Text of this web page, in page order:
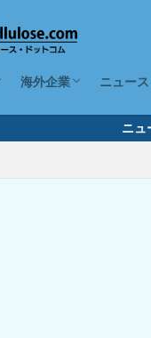
）
日本）
日本）
製品
する国内企業26社
す
す
目から探す
海外企業
製造企業（海外）
利用企業（海外）
関連サービス企業（
ニュース
2026年
2025年
2024年
2023年
2022年
2021年
2020年
ニュー